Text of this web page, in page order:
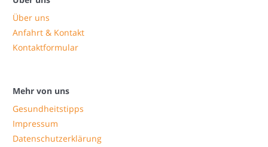
Über uns
Anfahrt & Kontakt
Kontaktformular
Mehr von uns
Gesundheitstipps
Impressum
Datenschutzerklärung